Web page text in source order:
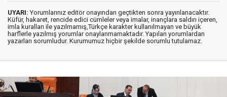
UYARI: Yorumlarınız editör onayından geçtikten sonra yayınlanacaktır.
Küfür, hakaret, rencide edici cümleler veya imalar, inançlara saldırı içeren,
imla kuralları ile yazılmamış,Türkçe karakter kullanılmayan ve büyük
harflerle yazılmış yorumlar onaylanmamaktadır. Yapılan yorumlardan
yazarları sorumludur. Kurumumuz hiçbir şekilde sorumlu tutulamaz.